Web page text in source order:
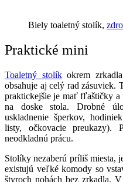
Biely toaletný stolík,
Praktické mini
Toaletný stolíkokrem
obsahuje aj celý rad zásuviek.
praktickejšie je mať fľaštičky a
na doske stola. Drobné
uskladnenie šperkov,
listy, očkovacie
neodkladnú prácu.
Stolíky nezaberú príliš miesta,
existujú veľké komody so
štyroch nohách bez zrkadla.